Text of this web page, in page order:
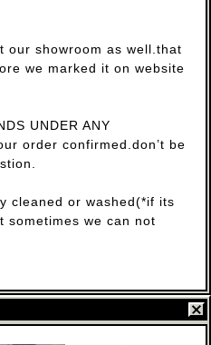
our showroom as well.that
we marked it on website
UNDER ANY
order confirmed.don’t be
cleaned or washed(*if its
sometimes we can not